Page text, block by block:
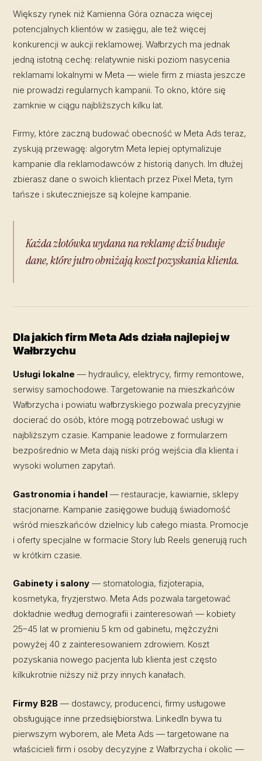
Większy rynek niż Kamienna Góra oznacza więcej
potencjalnych klientów w zasięgu, ale też więcej
konkurencji w aukcji reklamowej. Wałbrzych ma jednak
jedną istotną cechę: relatywnie niski poziom nasycenia
reklamami lokalnymi w Meta — wiele firm z miasta jeszcze
nie prowadzi regularnych kampanii. To okno, które się
zamknie w ciągu najbliższych kilku lat.
Firmy, które zaczną budować obecność w Meta Ads teraz,
zyskują przewagę: algorytm Meta lepiej optymalizuje
kampanie dla reklamodawców z historią danych. Im dłużej
zbierasz dane o swoich klientach przez Pixel Meta, tym
tańsze i skuteczniejsze są kolejne kampanie.
Każda złotówka wydana na reklamę dziś buduje
dane, które jutro obniżają koszt pozyskania klienta.
Dla jakich firm Meta Ads działa najlepiej w
Wałbrzychu
Usługi lokalne — hydraulicy, elektrycy, firmy remontowe,
serwisy samochodowe. Targetowanie na mieszkańców
Wałbrzycha i powiatu wałbrzyskiego pozwala precyzyjnie
docierać do osób, które mogą potrzebować usługi w
najbliższym czasie. Kampanie leadowe z formularzem
bezpośrednio w Meta dają niski próg wejścia dla klienta i
wysoki wolumen zapytań.
Gastronomia i handel — restauracje, kawiarnie, sklepy
stacjonarne. Kampanie zasięgowe budują świadomość
wśród mieszkańców dzielnicy lub całego miasta. Promocje
i oferty specjalne w formacie Story lub Reels generują ruch
w krótkim czasie.
Gabinety i salony — stomatologia, fizjoterapia,
kosmetyka, fryzjerstwo. Meta Ads pozwala targetować
dokładnie według demografii i zainteresowań — kobiety
25–45 lat w promieniu 5 km od gabinetu, mężczyźni
powyżej 40 z zainteresowaniem zdrowiem. Koszt
pozyskania nowego pacjenta lub klienta jest często
kilkukrotnie niższy niż przy innych kanałach.
Firmy B2B — dostawcy, producenci, firmy usługowe
obsługujące inne przedsiębiorstwa. LinkedIn bywa tu
pierwszym wyborem, ale Meta Ads — targetowane na
właścicieli firm i osoby decyzyjne z Wałbrzycha i okolic —